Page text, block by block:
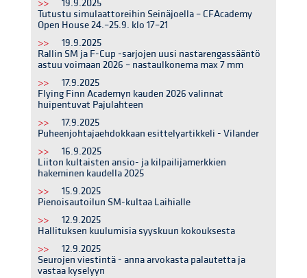
>>
19.9.2025
Tutustu simulaattoreihin Seinäjoella – CFAcademy
Open House 24.–25.9. klo 17–21
>>
19.9.2025
Rallin SM ja F-Cup -sarjojen uusi nastarengassääntö
astuu voimaan 2026 – nastaulkonema max 7 mm
>>
17.9.2025
Flying Finn Academyn kauden 2026 valinnat
huipentuvat Pajulahteen
>>
17.9.2025
Puheenjohtajaehdokkaan esittelyartikkeli - Vilander
>>
16.9.2025
Liiton kultaisten ansio- ja kilpailijamerkkien
hakeminen kaudella 2025
>>
15.9.2025
Pienoisautoilun SM-kultaa Laihialle
>>
12.9.2025
Hallituksen kuulumisia syyskuun kokouksesta
>>
12.9.2025
Seurojen viestintä - anna arvokasta palautetta ja
vastaa kyselyyn